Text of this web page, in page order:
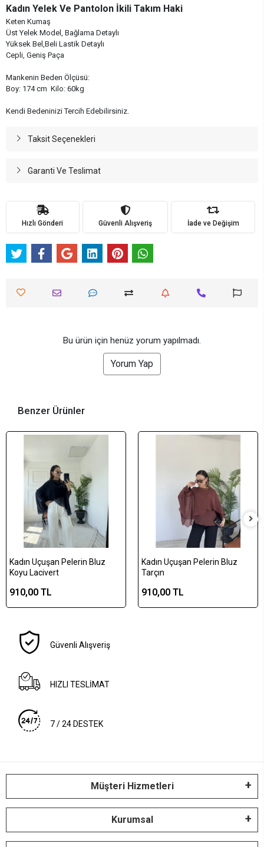
Kadın Yelek Ve Pantolon İkili Takım Haki
Keten Kumaş
Üst Yelek Model, Bağlama Detaylı
Yüksek Bel,Beli Lastik Detaylı
Cepli, Geniş Paça
Mankenin Beden Ölçüsü:
Boy: 174 cm Kilo: 60kg
Kendi Bedeninizi Tercih Edebilirsiniz.
Taksit Seçenekleri
Garanti Ve Teslimat
Hızlı Gönderi Güvenli Alışveriş İade ve Değişim
Bu ürün için henüz yorum yapılmadı.
Yorum Yap
Benzer Ürünler
Kadın Uçuşan Pelerin Bluz
Koyu Lacivert
910,00 TL
Kadın Uçuşan Pelerin Bluz
Tarçın
910,00 TL
Güvenli Alışveriş
HIZLI TESLİMAT
7 / 24 DESTEK
Müşteri Hizmetleri
Kurumsal